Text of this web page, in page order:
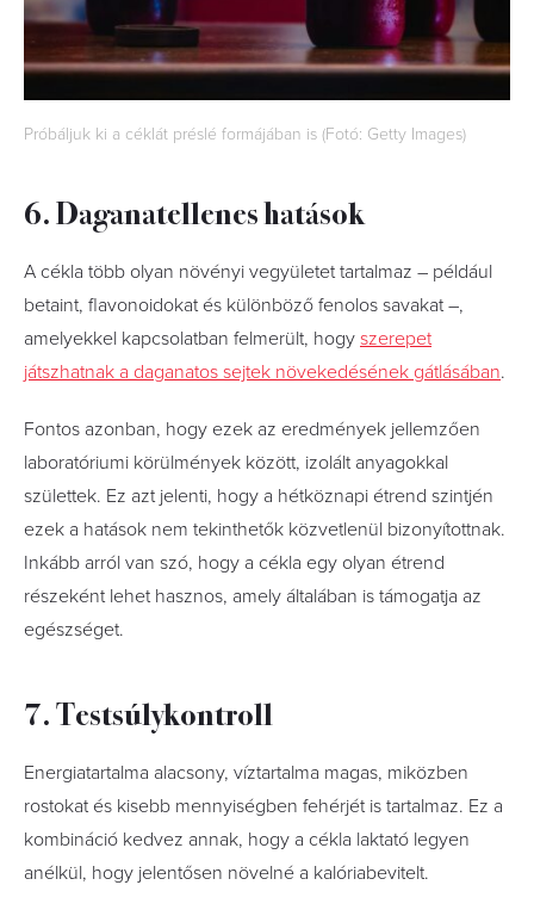
Próbáljuk ki a céklát préslé formájában is (Fotó: Getty Images)
6. Daganatellenes hatások
A cékla több olyan növényi vegyületet tartalmaz – például
betaint, flavonoidokat és különböző fenolos savakat –,
amelyekkel kapcsolatban felmerült, hogy szerepet
játszhatnak a daganatos sejtek növekedésének gátlásában.
Fontos azonban, hogy ezek az eredmények jellemzően
laboratóriumi körülmények között, izolált anyagokkal
születtek. Ez azt jelenti, hogy a hétköznapi étrend szintjén
ezek a hatások nem tekinthetők közvetlenül bizonyítottnak.
Inkább arról van szó, hogy a cékla egy olyan étrend
részeként lehet hasznos, amely általában is támogatja az
egészséget.
7. Testsúlykontroll
Energiatartalma alacsony, víztartalma magas, miközben
rostokat és kisebb mennyiségben fehérjét is tartalmaz. Ez a
kombináció kedvez annak, hogy a cékla laktató legyen
anélkül, hogy jelentősen növelné a kalóriabevitelt.